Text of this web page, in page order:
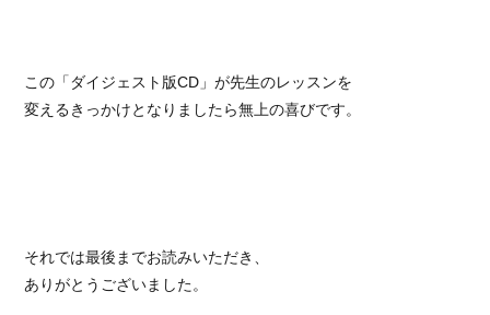
この「ダイジェスト版CD」が先生のレッスンを
変えるきっかけとなりましたら無上の喜びです。
それでは最後までお読みいただき、
ありがとうございました。